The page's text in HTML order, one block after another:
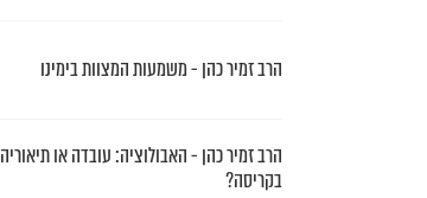
הרב זמיר כהן - משמעות המצוות בימינו
הרב זמיר כהן - האבולוציה: עובדה או תיאוריה
בקריסה?